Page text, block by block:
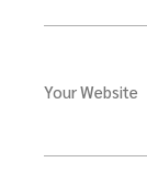
Your Website